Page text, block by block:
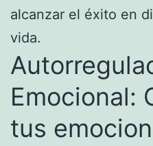
alcanzar el éxito en
vida.
Emocional:
tus